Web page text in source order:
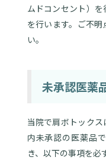
ムドコンセント）
を行います。ご不
い。
未承認医薬
当院で肩ボトック
内未承認の医薬品
き、以下の事項を必